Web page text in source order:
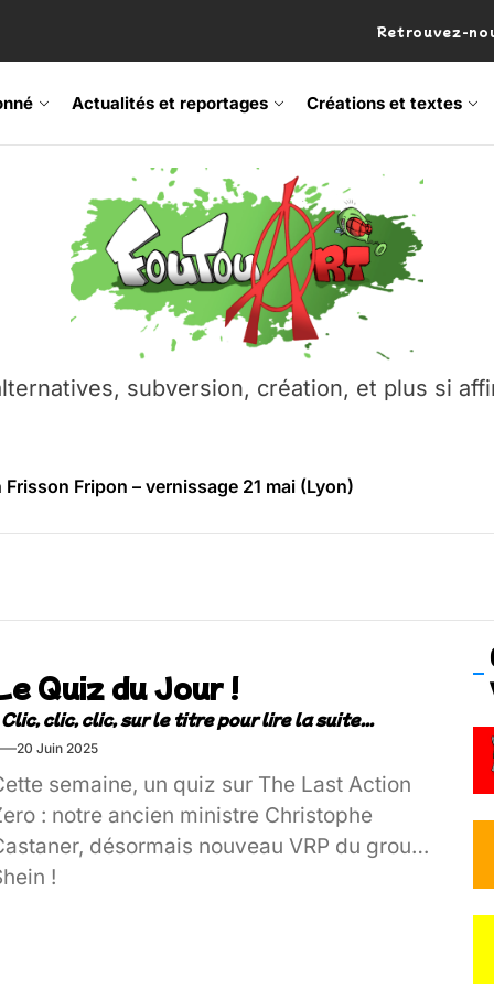
Retrouvez-
Actualités et reportages Créations et textes
subversion, création, et plus si
Fripon – vernissage 21 mai (Lyon)
Festival – Samedi 18 juillet (Vaulx-en-Velin)
– Ŝtono, un livre réalisé par Michaël Moretti & Pierre
contre l’A412 à l’Établi (Haute-Savoie)
Fripon – vernissage 21 mai (Lyon)
Festival – Samedi 18 juillet (Vaulx-en-Velin)
Quiz du Jour !
20 Juin 2025
semaine, un quiz sur The Last Action
: notre ancien ministre Christophe
désormais nouveau VRP du groupe
!